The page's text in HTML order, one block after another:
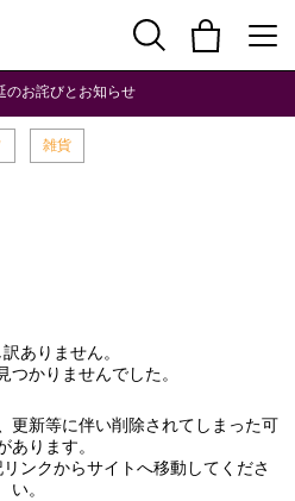
のお詫びとお知らせ
雑貨
ありません。
つかりませんでした。
更新等に伴い削除されてしまった可
あります。
ンクからサイトへ移動してくださ
い。